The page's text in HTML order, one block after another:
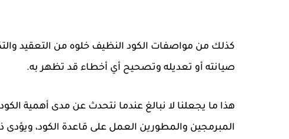
كذلك من مواصفات الكود النظيف خلوه من التعقيد
صيانته أو تعديله وتصحيح أي أخطاء قد تظهر به.
هذا ما يجعلنا لا نبالغ عندما نتحدث عن مدى أهمية
المبرمجين والمطورين العمل على قاعدة الكود، ويؤدى